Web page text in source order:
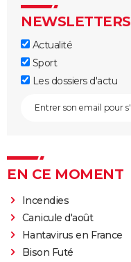
NEWSLETTERS
Actualité
Sport
Les dossiers d'actu
EN CE MOMENT
Incendies
Canicule d'août
Hantavirus en France
Bison Futé